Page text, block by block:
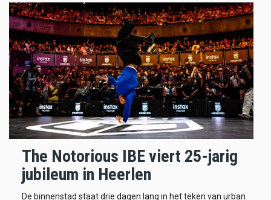
The Notorious IBE viert 25-jarig
jubileum in Heerlen
De binnenstad staat drie dagen lang in het teken van urban